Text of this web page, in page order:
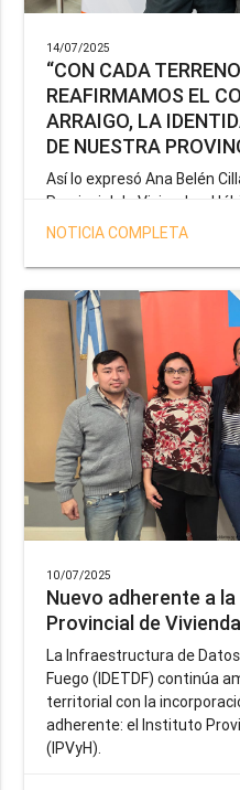
14/07/2025
“CON CADA
REAFIRMAMOS EL
ARRAIGO, LA
DE NUESTRA
Así lo expresó Ana Belén
Provincial de Vivienda y
trabajo del organismo en el
salud y seguridad
Melella.
NOTICIA COMPLETA
10/07/2025
Nuevo adherente a
Provincial de
La Infraestructura de
Fuego (IDETDF) continúa
territorial con la
adherente: el Instituto
(IPVyH).